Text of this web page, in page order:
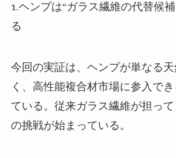
1.ヘンプは“ガラス繊維の代替候
る
今回の実証は、ヘンプが単なる
く、高性能複合材市場に参入で
ている。従来ガラス繊維が担っ
の挑戦が始まっている。